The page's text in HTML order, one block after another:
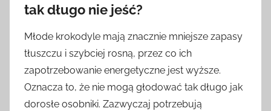
tak długo nie jeść?
Młode krokodyle mają znacznie mniejsze zapasy
tłuszczu i szybciej rosną, przez co ich
zapotrzebowanie energetyczne jest wyższe.
Oznacza to, że nie mogą głodować tak długo jak
dorosłe osobniki. Zazwyczaj potrzebują